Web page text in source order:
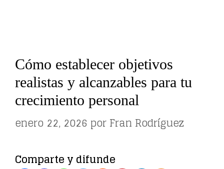
Cómo establecer objetivos
realistas y alcanzables para tu
crecimiento personal
enero 22, 2026 porFran Rodríguez
Comparte y difunde